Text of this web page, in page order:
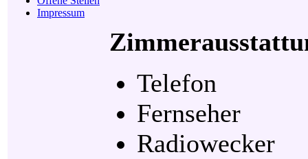
Impressum
Telefon
Fernseher
Radiowecker